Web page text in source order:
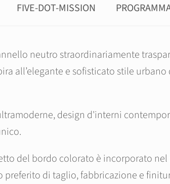
FIVE-DOT-MISSION
neutro straordinariamente
all’elegante e sofisticato stile
design d'interni
del bordo colorato è incorporato
di taglio, fabbricazione e